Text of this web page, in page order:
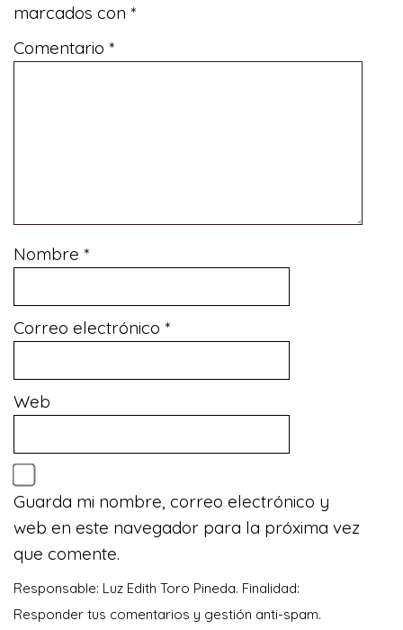
marcados con *
Comentario *
Nombre *
Correo electrónico *
Web
Guarda mi nombre, correo electrónico y
web en este navegador para la próxima vez
que comente.
Responsable: Luz Edith Toro Pineda. Finalidad:
Responder tus comentarios y gestión anti-spam.